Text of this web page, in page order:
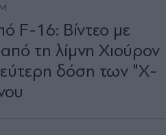
F-16: Βίντεο με
τη λίμνη Χιούρον
δόση των "X-